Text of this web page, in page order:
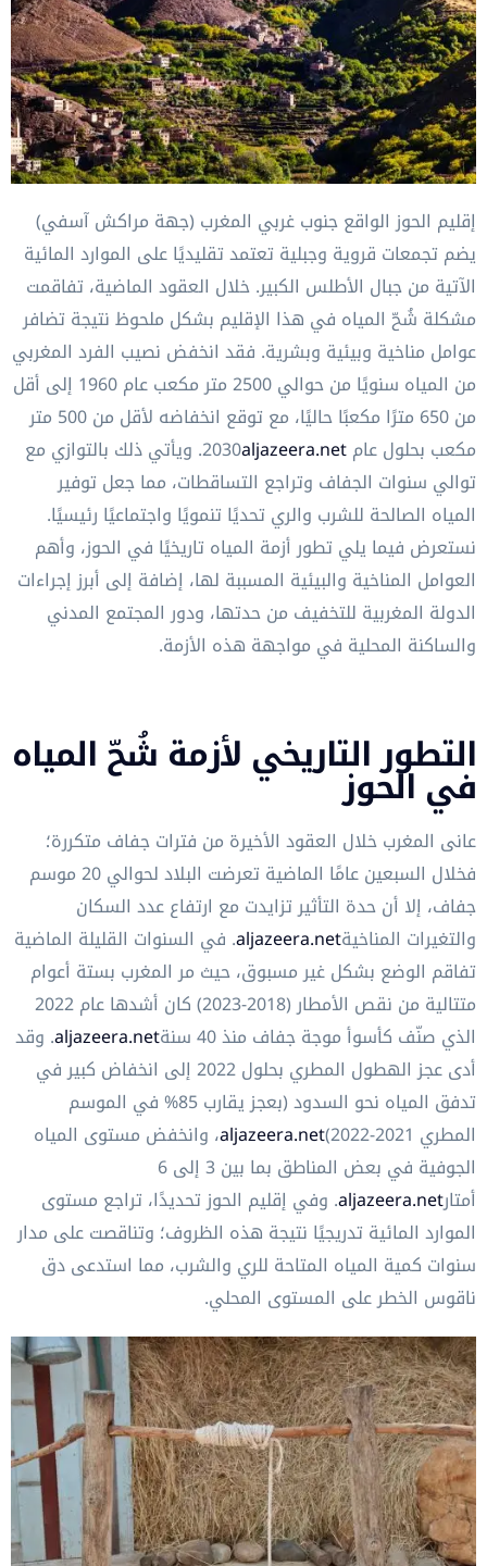
إقليم الحوز الواقع جنوب غربي المغرب (جهة مراكش آسفي)
يضم تجمعات قروية وجبلية تعتمد تقليديًا على الموارد المائية
الآتية من جبال الأطلس الكبير. خلال العقود الماضية، تفاقمت
مشكلة شُحّ المياه في هذا الإقليم بشكل ملحوظ نتيجة تضافر
عوامل مناخية وبيئية وبشرية. فقد انخفض نصيب الفرد المغربي
من المياه سنويًا من حوالي 2500 متر مكعب عام 1960 إلى أقل
من 650 مترًا مكعبًا حاليًا، مع توقع انخفاضه لأقل من 500 متر
مكعب بحلول عام 2030aljazeera.net
. ويأتي ذلك بالتوازي مع
توالي سنوات الجفاف وتراجع التساقطات، مما جعل توفير
المياه الصالحة للشرب والري تحديًا تنمويًا واجتماعيًا رئيسيًا.
نستعرض فيما يلي تطور أزمة المياه تاريخيًا في الحوز، وأهم
العوامل المناخية والبيئية المسببة لها، إضافة إلى أبرز إجراءات
الدولة المغربية للتخفيف من حدتها، ودور المجتمع المدني
والساكنة المحلية في مواجهة هذه الأزمة.
التطور التاريخي لأزمة شُحّ المياه
في الحوز
عانى المغرب خلال العقود الأخيرة من فترات جفاف متكررة؛
فخلال السبعين عامًا الماضية تعرضت البلاد لحوالي 20 موسم
جفاف، إلا أن حدة التأثير تزايدت مع ارتفاع عدد السكان
والتغيرات المناخيةaljazeera.net. في السنوات القليلة الماضية
تفاقم الوضع بشكل غير مسبوق، حيث مر المغرب بستة أعوام
متتالية من نقص الأمطار (2018-2023) كان أشدها عام 2022
الذي صنّف كأسوأ موجة جفاف منذ 40 سنة
aljazeera.net. وقد
أدى عجز الهطول المطري بحلول 2022 إلى انخفاض كبير في
تدفق المياه نحو السدود (بعجز يقارب 85% في الموسم
المطري 2021-2022)
aljazeera.net، وانخفض مستوى المياه
الجوفية في بعض المناطق بما بين 3 إلى 6
أمتارaljazeera.net. وفي إقليم الحوز تحديدًا، تراجع مستوى
الموارد المائية تدريجيًا نتيجة هذه الظروف؛ وتناقصت على مدار
سنوات كمية المياه المتاحة للري والشرب، مما استدعى دق
ناقوس الخطر على المستوى المحلي.